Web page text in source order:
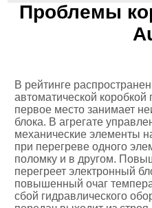
Проблемы
В рейтинге
автоматической коробкой
первое место занимает
блока. В агрегате
механические элементы
при перегреве одного
поломку и в другом.
перегреет электронный
повышенный очаг
сбой гидравлического